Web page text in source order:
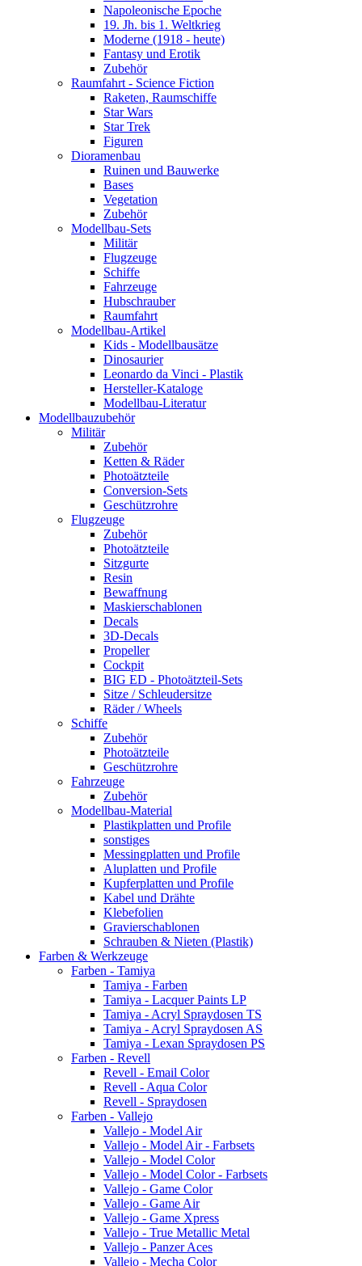
Napoleonische Epoche
19. Jh. bis 1. Weltkrieg
Moderne (1918 - heute)
Fantasy und Erotik
Zubehör
Raumfahrt - Science Fiction
Raketen, Raumschiffe
Star Wars
Star Trek
Figuren
Dioramenbau
Ruinen und Bauwerke
Bases
Vegetation
Zubehör
Modellbau-Sets
Militär
Flugzeuge
Schiffe
Fahrzeuge
Hubschrauber
Raumfahrt
Modellbau-Artikel
Kids - Modellbausätze
Dinosaurier
Leonardo da Vinci - Plastik
Hersteller-Kataloge
Modellbau-Literatur
Modellbauzubehör
Militär
Zubehör
Ketten & Räder
Photoätzteile
Conversion-Sets
Geschützrohre
Flugzeuge
Zubehör
Photoätzteile
Sitzgurte
Resin
Bewaffnung
Maskierschablonen
Decals
3D-Decals
Propeller
Cockpit
BIG ED - Photoätzteil-Sets
Sitze / Schleudersitze
Räder / Wheels
Schiffe
Zubehör
Photoätzteile
Geschützrohre
Fahrzeuge
Zubehör
Modellbau-Material
Plastikplatten und Profile
sonstiges
Messingplatten und Profile
Aluplatten und Profile
Kupferplatten und Profile
Kabel und Drähte
Klebefolien
Gravierschablonen
Schrauben & Nieten (Plastik)
Farben & Werkzeuge
Farben - Tamiya
Tamiya - Farben
Tamiya - Lacquer Paints LP
Tamiya - Acryl Spraydosen TS
Tamiya - Acryl Spraydosen AS
Tamiya - Lexan Spraydosen PS
Farben - Revell
Revell - Email Color
Revell - Aqua Color
Revell - Spraydosen
Farben - Vallejo
Vallejo - Model Air
Vallejo - Model Air - Farbsets
Vallejo - Model Color
Vallejo - Model Color - Farbsets
Vallejo - Game Color
Vallejo - Game Air
Vallejo - Game Xpress
Vallejo - True Metallic Metal
Vallejo - Panzer Aces
Vallejo - Mecha Color